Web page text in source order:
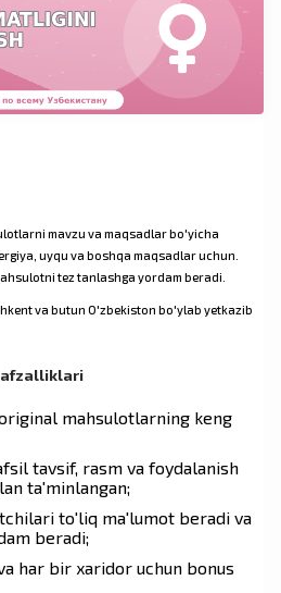
mavzu va maqsadlar bo'yicha
uyqu va boshqa maqsadlar uchun.
tez tanlashga yordam beradi.
va butun O'zbekiston bo'ylab yetkazib
afzalliklari
mahsulotlarning keng
tavsif, rasm va foydalanish
ta'minlangan;
to'liq ma'lumot beradi va
beradi;
har bir xaridor uchun bonus